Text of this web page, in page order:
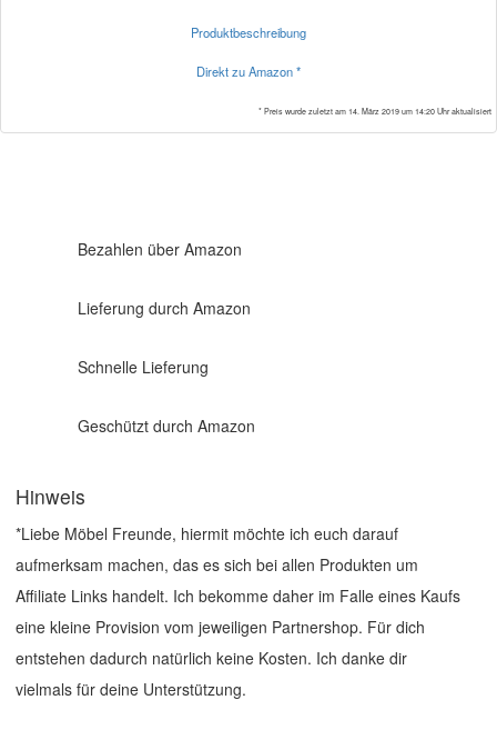
Produktbeschreibung
Direkt zu Amazon *
* Preis wurde zuletzt am 14. März 2019 um 14:20 Uhr aktualisiert
Bezahlen über Amazon
Lieferung durch Amazon
Schnelle Lieferung
Geschützt durch Amazon
Hinweis
*Liebe Möbel Freunde, hiermit möchte ich euch darauf
aufmerksam machen, das es sich bei allen Produkten um
Affiliate Links handelt. Ich bekomme daher im Falle eines Kaufs
eine kleine Provision vom jeweiligen Partnershop. Für dich
entstehen dadurch natürlich keine Kosten. Ich danke dir
vielmals für deine Unterstützung.